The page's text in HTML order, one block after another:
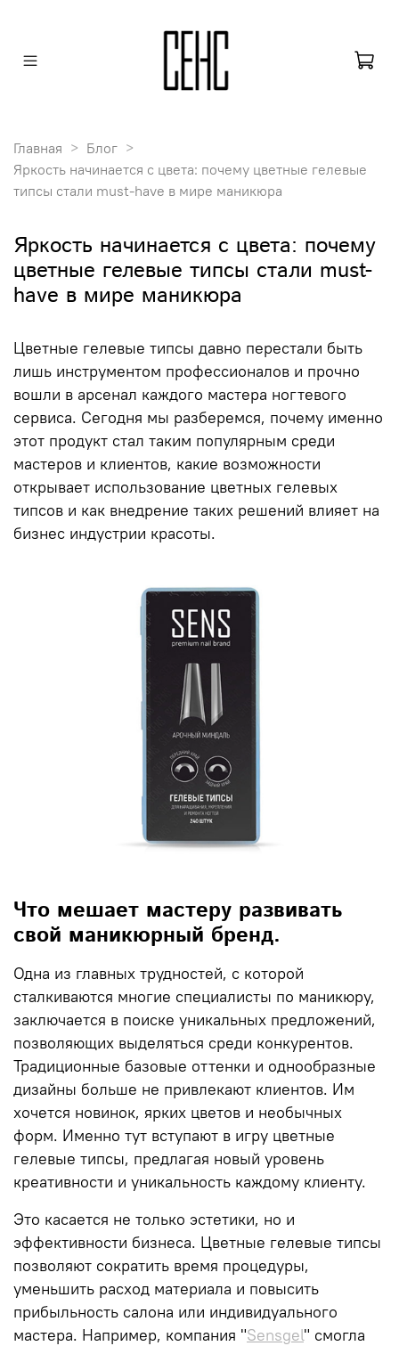
Главная
Блог
Яркость начинается с цвета: почему цветные гелевые
типсы стали must-have в мире маникюра
Яркость начинается с цвета: почему
цветные гелевые типсы стали must-
have в мире маникюра
Цветные гелевые типсы давно перестали быть
лишь инструментом профессионалов и прочно
вошли в арсенал каждого мастера ногтевого
сервиса. Сегодня мы разберемся, почему именно
этот продукт стал таким популярным среди
мастеров и клиентов, какие возможности
открывает использование цветных гелевых
типсов и как внедрение таких решений влияет на
бизнес индустрии красоты.
Что мешает мастеру развивать
свой маникюрный бренд.
Одна из главных трудностей, с которой
сталкиваются многие специалисты по маникюру,
заключается в поиске уникальных предложений,
позволяющих выделяться среди конкурентов.
Традиционные базовые оттенки и однообразные
дизайны больше не привлекают клиентов. Им
хочется новинок, ярких цветов и необычных
форм. Именно тут вступают в игру цветные
гелевые типсы, предлагая новый уровень
креативности и уникальность каждому клиенту.
Это касается не только эстетики, но и
эффективности бизнеса. Цветные гелевые типсы
позволяют сократить время процедуры,
уменьшить расход материала и повысить
прибыльность салона или индивидуального
мастера. Например, компания "Sensgel" смогла